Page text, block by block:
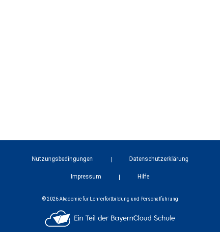
Nutzungsbedingungen Datenschutzerklärung
Impressum Hilfe
© 2026 Akademie für Lehrerfortbildung und Personalführung